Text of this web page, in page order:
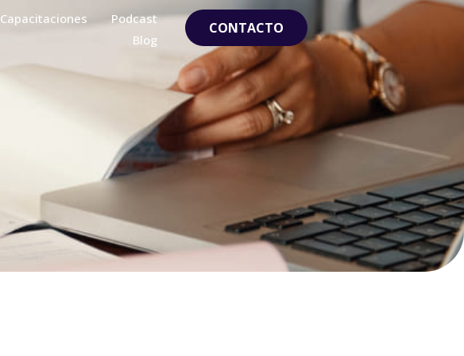
Capacitaciones
Podcast
Blog
CONTACTO